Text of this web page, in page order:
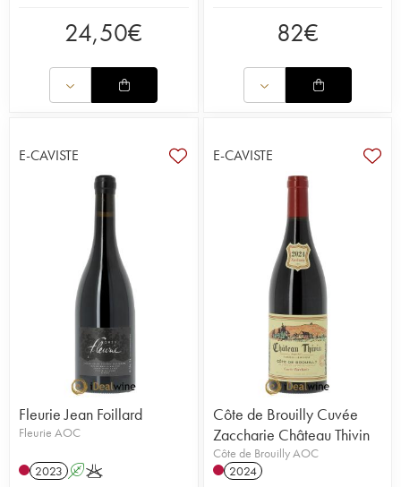
24,50€ 82€
E-CAVISTE
Fleurie Jean Foillard
Fleurie AOC
2023 AK
E-CAVISTE
Côte de Brouilly Cuvée
Zaccharie Château Thivin
Côte de Brouilly AOC
2024